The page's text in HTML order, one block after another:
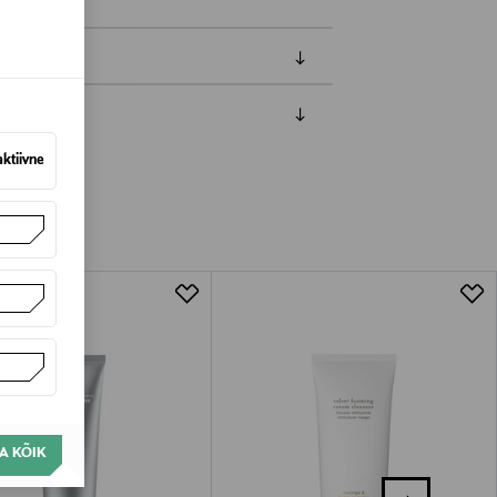
KÕIK
Suletud pakendis toodete puhul